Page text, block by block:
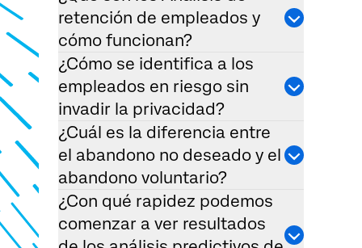
retención de empleados y
cómo funcionan?
¿Cómo se identifica a los
empleados en riesgo sin
invadir la privacidad?
¿Cuál es la diferencia entre
el abandono no deseado y el
abandono voluntario?
¿Con qué rapidez podemos
comenzar a ver resultados